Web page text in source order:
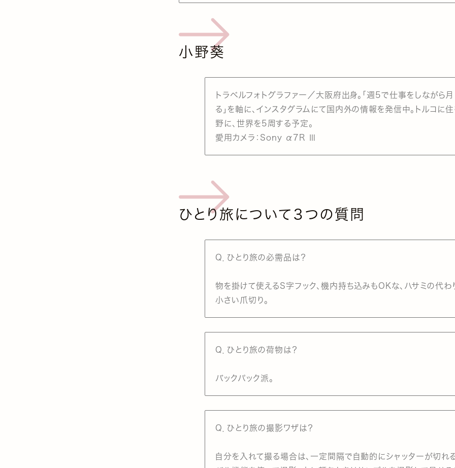
小野葵
トラベルフォトグラファー／大阪府出身。「週5で仕事をしながら
る」を軸に、インスタグラムにて国内外の情報を発信中。トルコに
野に、世界を5周する予定。
愛用カメラ：Sony α7R Ⅲ
ひとり旅について３つの質問
Q．ひとり旅の必需品は？
物を掛けて使えるS字フック、機内持ち込みもOKな、ハサミの代わ
小さい爪切り。
Q．ひとり旅の荷物は？
バックパック派。
Q．ひとり旅の撮影ワザは？
自分を入れて撮る場合は、一定間隔で自動的にシャッターが切れ